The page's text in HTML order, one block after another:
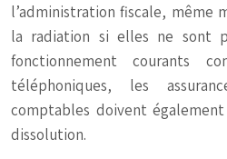
l’administration fiscale, même
la radiation si elles ne sont
fonctionnement courants
téléphoniques, les
comptables doivent
dissolution.